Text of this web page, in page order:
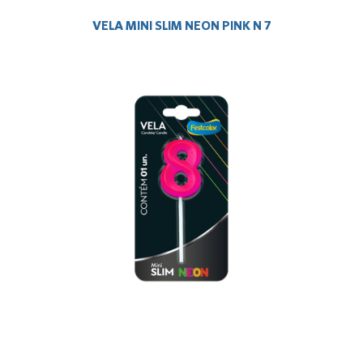
VELA MINI SLIM NEON PINK N 7